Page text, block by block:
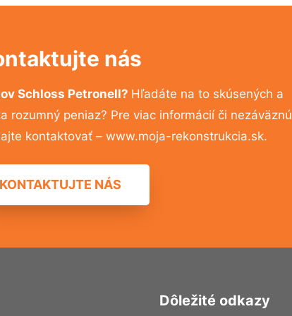
nás
Schloss Petronell? Hľadáte na to skúsených a
rozumný peniaz? Pre viac informácií či nezáväznú
kontaktovať – www.moja-rekonstrukcia.sk.
KONTAKTUJTE NÁS
Dôležité odkazy